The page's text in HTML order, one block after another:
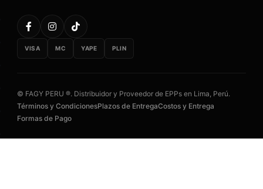
VISA MC YAPE PLIN
© FAGY PERU ®. Distribuidor y Proveedor de EPPs en Lima, Perú.
Términos y CondicionesPlazos de EntregaCostos y Entrega
Formas de Pago